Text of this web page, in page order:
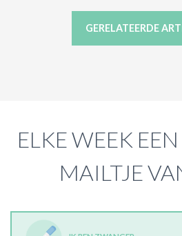
GERELATEERDE
ELKE WEEK
MAILTJE